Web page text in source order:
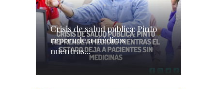
Crisis de salud pública: Pinto
reprende a médicos
mientras...